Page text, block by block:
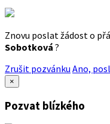
Znovu poslat žádost o
Sobotková ?
Zrušit pozvánku Ano,
×
Pozvat blízkého